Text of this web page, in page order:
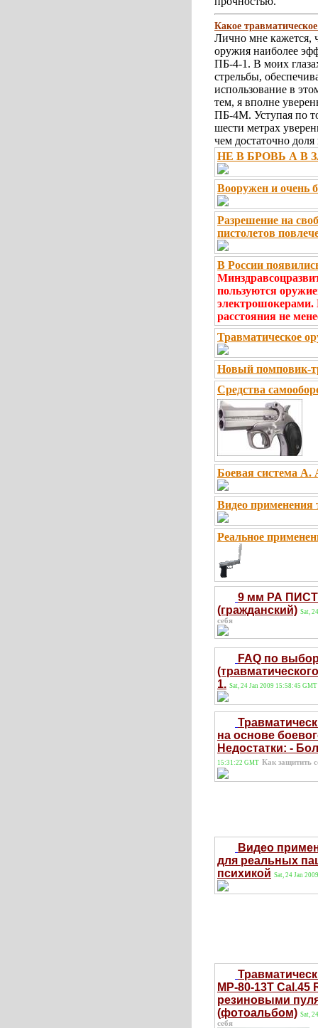
Какое
Лично мне кажется,
оружия наиболее
ПБ-4-1. В моих
стрельбы,
использование в
тем, я вполне
ПБ-4М. Уступая по
шести метрах
чем достаточно
НЕ В БРОВЬ А В
Вооружен и очень
Разрешение на
пистолетов
В России
пользуются
электрошокерами.
расстояния не
Травматическое
Новый помповик-
Средства
Боевая система А.
Видео применения
Реальное
9 мм РА
(гражданский) Sat,
себя
FAQ по
1. Sat, 24 Jan 2009 15:58:45 GMT
на основе
Недостатки: -
15:31:22 GMT Как защитить
Видео
для реальных
психикой Sat, 24 Jan
МР-80-13Т Cal.45
резиновыми
(фотоальбом) Sat,
себя